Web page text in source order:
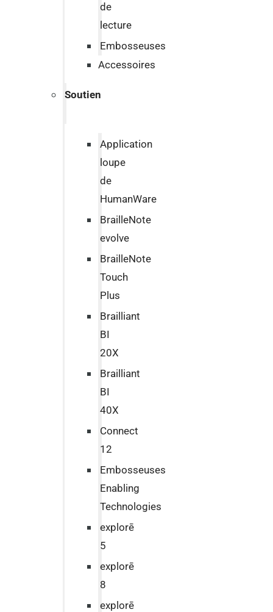
de
lecture
Embosseuses
Accessoires
Soutien
Application
loupe
de
HumanWare
BrailleNote
evolve
BrailleNote
Touch
Plus
Brailliant
BI
20X
Brailliant
BI
40X
Connect
12
Embosseuses
Enabling
Technologies
explorē
5
explorē
8
explorē